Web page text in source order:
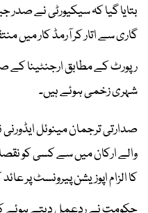
بتایا گیا کہ سیکیورٹی نے صدر
گاری سے اتار کر آرمڈ کار میں
رپورٹ کے مطابق ارجنٹینا کے
شہری زخمی ہوئے ہیں۔
صدارتی ترجمان مینوئل
والے ارکان میں سے کسی کو
کا الزام اپوزیشن پیرونسٹ پر عائد